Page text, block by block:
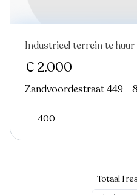
Industrieel terrein te huur
€ 2.000
Zandvoordestraat 449 -
400
Totaal 1